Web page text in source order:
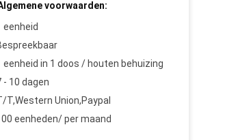
voorwaarden:
eenheid
eenheid in 1 doos / houten behuizing
- 10 dagen
T,Western Union,Paypal
eenheden/ per maand